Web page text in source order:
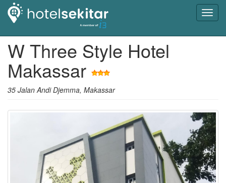
W Three Style Hotel
Makassar
35 Jalan Andi Djemma, Makassar